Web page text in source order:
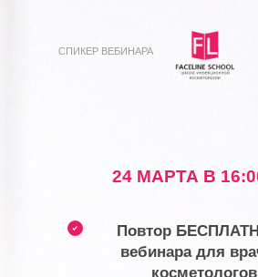
СПИКЕР ВЕБИНАРА
24 МАРТА В
Повтор
вебинара для
косметологов